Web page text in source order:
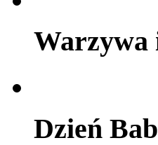
Warzywa
Dzień